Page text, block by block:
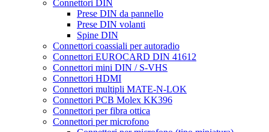
Connettori DIN
Prese DIN da pannello
Prese DIN volanti
Spine DIN
Connettori coassiali per autoradio
Connettori EUROCARD DIN 41612
Connettori mini DIN / S-VHS
Connettori HDMI
Connettori multipli MATE-N-LOK
Connettori PCB Molex KK396
Connettori per fibra ottica
Connettori per microfono